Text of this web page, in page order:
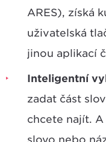
ARES), získá
uživatelská
jinou aplikací
Inteligentní
zadat část
chcete najít.